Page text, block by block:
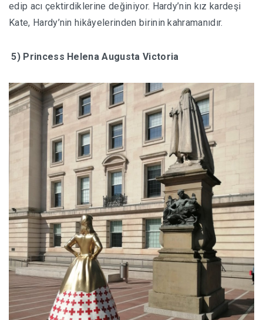
edip acı çektirdiklerine değiniyor. Hardy’nin kız kardeşi
Kate, Hardy’nin hikâyelerinden birinin kahramanıdır.
5) Princess Helena Augusta Victoria